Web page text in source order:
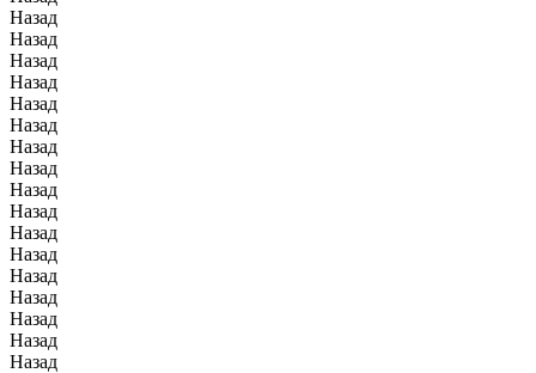
Назад
Назад
Назад
Назад
Назад
Назад
Назад
Назад
Назад
Назад
Назад
Назад
Назад
Назад
Назад
Назад
Назад